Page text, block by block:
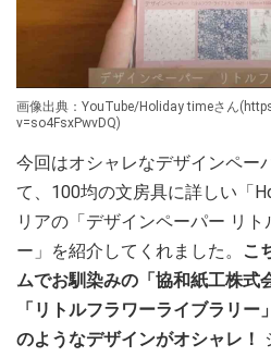
画像出典：YouTube/Holiday timeさん
v=so4FsxPwvDQ)
今回はオシャレなデザインペー
て、100均の文房具に詳しい「
リアの「デザインペーパー リト
ー」を紹介してくれました。
こ
ムでお馴染みの「協和紙工株式
「リトルフラワーライブラリ
のようなデザインがオシャレ！